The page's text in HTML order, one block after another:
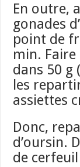
En outre,
gonades
point de
min. Faire
dans 50 g
les
assiettes
Donc,
d’oursin.
de